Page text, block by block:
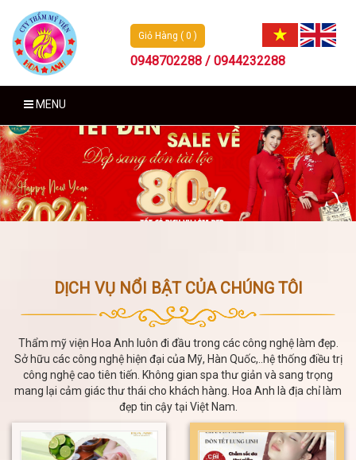
Giỏ Hàng ( 0 )
0948702288 / 0944232288
MENU
DỊCH VỤ NỔI BẬT CỦA CHÚNG TÔI
Thẩm mỹ viện Hoa Anh luôn đi đầu trong các công nghệ làm đẹp.
Sở hữu các công nghệ hiện đại của Mỹ, Hàn Quốc,..hệ thống điều trị
công nghệ cao tiên tiến. Không gian spa thư giản và sang trọng
mang lại cảm giác thư thái cho khách hàng. Hoa Anh là địa chỉ làm
đẹp tin cậy tại Việt Nam.